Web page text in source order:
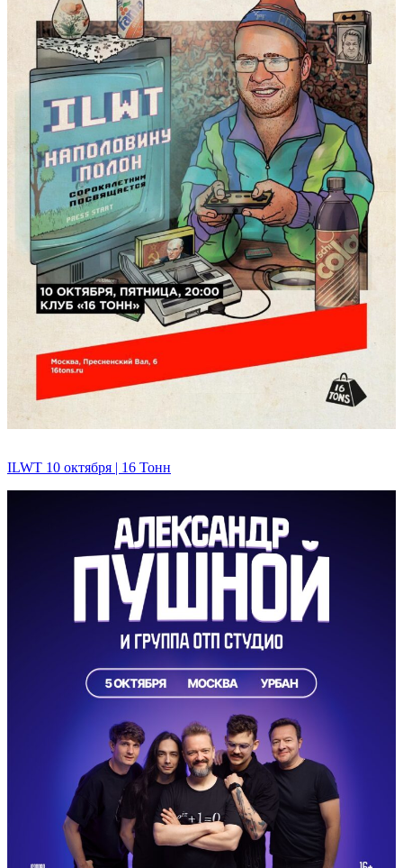
ILWT 10 октября | 16 Тонн